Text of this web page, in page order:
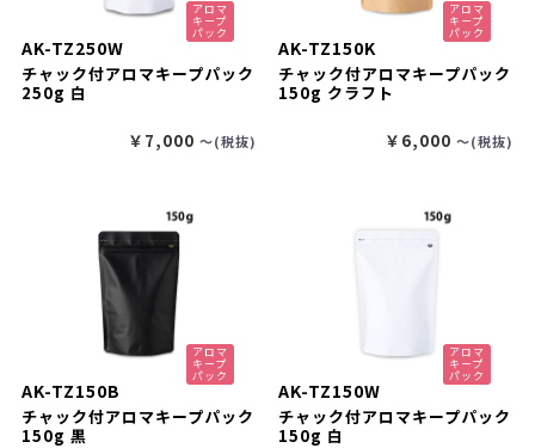
アロマ
キープ
パック
AK-TZ250W
チャック付アロマキープパック
250g 白
￥7,000 〜(税抜)
アロマ
キープ
パック
AK-TZ150K
チャック付アロマキープパック
150g クラフト
￥6,000 〜(税抜)
アロマ
キープ
パック
AK-TZ150B
チャック付アロマキープパック
150g 黒
アロマ
キープ
パック
AK-TZ150W
チャック付アロマキープパック
150g 白